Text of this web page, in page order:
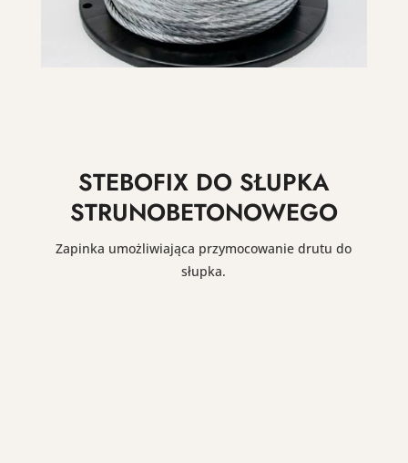
STEBOFIX DO SŁUPKA
STRUNOBETONOWEGO
Zapinka umożliwiająca przymocowanie drutu do
słupka.